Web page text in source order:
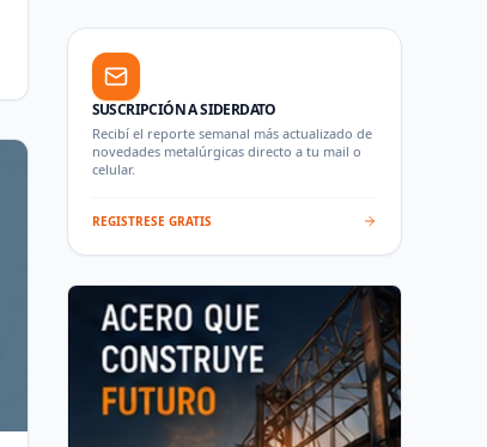
SUSCRIPCIÓN A SIDERDATO
Recibí el reporte semanal más actualizado de
novedades metalúrgicas directo a tu mail o
celular.
REGISTRESE GRATIS